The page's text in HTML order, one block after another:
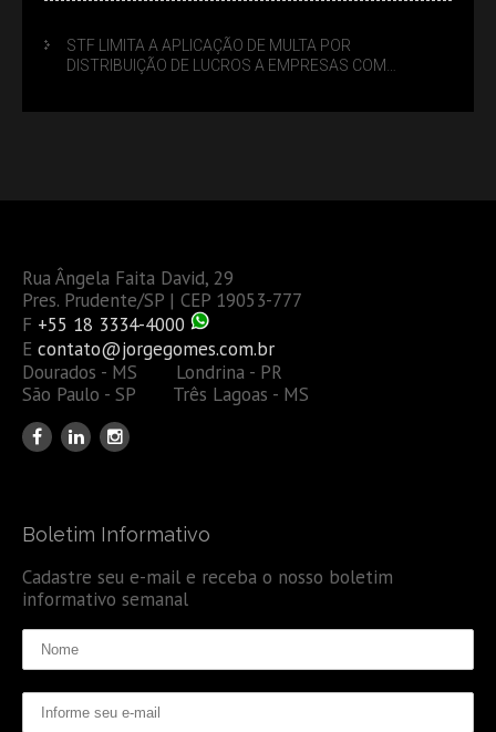
STF LIMITA A APLICAÇÃO DE MULTA POR
DISTRIBUIÇÃO DE LUCROS A EMPRESAS COM
Rua Ângela Faita David, 29
Pres. Prudente/SP | CEP 19053-777
F +55 18 3334-4000
E contato@jorgegomes.com.br
Dourados - MS Londrina - PR
São Paulo - SP Três Lagoas - MS
Boletim Informativo
Cadastre seu e-mail e receba o nosso boletim
informativo semanal